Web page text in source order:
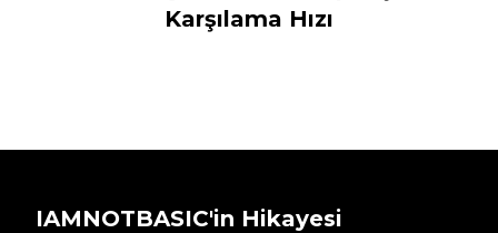
Karşılama Hızı
IAMNOTBASIC'in Hikayesi